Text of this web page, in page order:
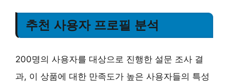
추천 사용자 프로필 분석
200명의 사용자를 대상으로 진행한 설문 조사 결
과, 이 상품에 대한 만족도가 높은 사용자들의 특성